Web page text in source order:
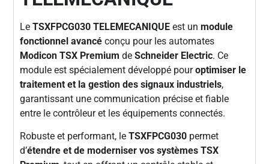
LeTSXFPCG030 TELEMECANIQUE est unmodule
fonctionnel avancé conçu pour les automates
Modicon TSX Premium deSchneider Electric. Ce
module est spécialement développé pouroptimiser le
traitement et la gestion des signaux industriels,
garantissant une communication précise et fiable
entre le contrôleur et les équipements connectés.
Robuste et performant, leTSXFPCG030 permet
d’étendre et de moderniser vos systèmes TSX